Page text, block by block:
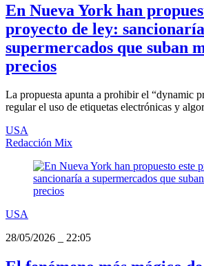
En Nueva York han
proyecto de ley:
supermercados que suban
precios
La propuesta apunta a prohibir el “dynamic
regular el uso de etiquetas electrónicas y
USA
Redacción Mix
USA
28/05/2026
22:05